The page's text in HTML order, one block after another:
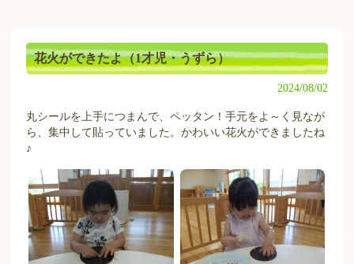
花火ができたよ（1才児・うずら）
2024/08/02
丸シールを上手につまんで、ペッタン！手元をよ～く見なが
ら、集中して貼っていました。かわいい花火ができましたね
♪